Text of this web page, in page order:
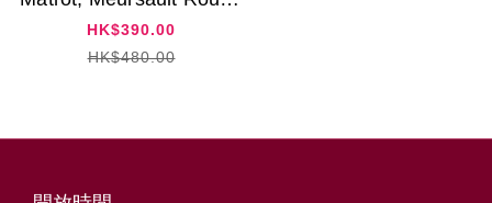
2020
HK$390.00
HK$480.00